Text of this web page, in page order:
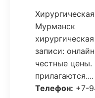
Мурманск
записи:
честные цены.
прилагаются....
Телефон: +7-